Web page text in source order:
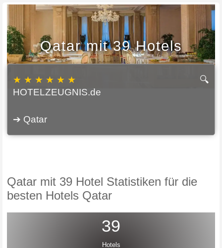
Qatar mit 39 Hotels
🔍
★ ★ ★ ★ ★ ★
HOTELZEUGNIS.de
➔ Qatar
Qatar mit 39 Hotel Statistiken für die
besten Hotels Qatar
39
Hotels